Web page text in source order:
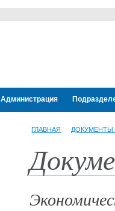
Администрация
ГЛАВНАЯ ДОКУМЕНТЫ